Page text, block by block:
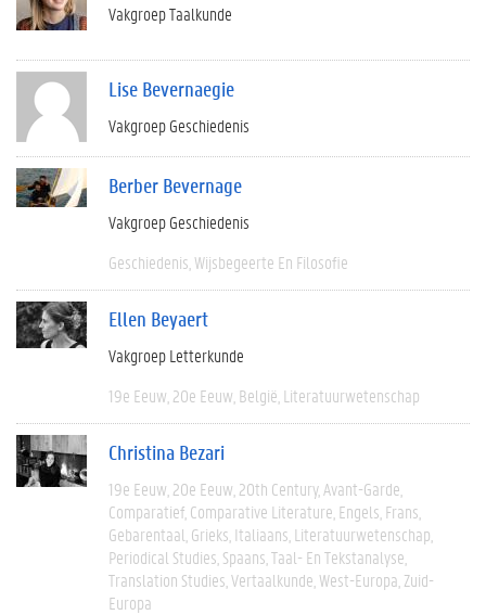
Vakgroep Taalkunde
Lise Bevernaegie
Vakgroep Geschiedenis
Berber Bevernage
Vakgroep Geschiedenis
Geschiedenis Wijsbegeerte En Filosofie
Ellen Beyaert
Vakgroep Letterkunde
19e Eeuw 20e Eeuw België Literatuurwetenschap
Christina Bezari
19e Eeuw 20e Eeuw 20th Century Avant-Garde
Comparatief Comparative Literature Engels Frans
Gebarentaal Grieks Italiaans Literatuurwetenschap
Periodical Studies Spaans Taal- En Tekstanalyse
Translation Studies Vertaalkunde West-Europa Zuid-
Europa